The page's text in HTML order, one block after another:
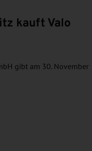
kauft Valo
gibt am 30. November